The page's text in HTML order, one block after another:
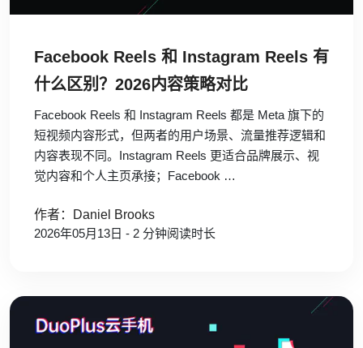
Facebook Reels 和 Instagram Reels 有
什么区别？2026内容策略对比
Facebook Reels 和 Instagram Reels 都是 Meta 旗下的
短视频内容形式，但两者的用户场景、流量推荐逻辑和
内容表现不同。Instagram Reels 更适合品牌展示、视
觉内容和个人主页承接；Facebook …
作者：Daniel Brooks
2026年05月13日 - 2 分钟阅读时长